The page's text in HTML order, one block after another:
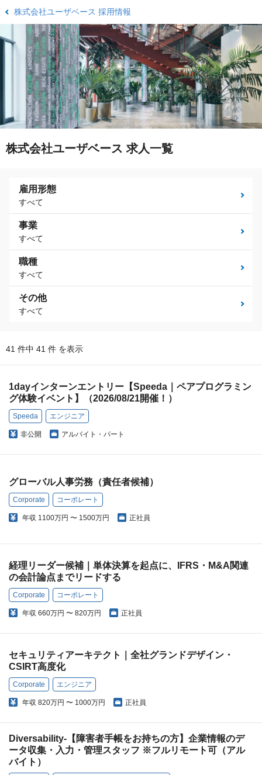
株式会社ユーザベース 採用情報
株式会社ユーザベース 求人一覧
雇用形態
すべて
事業
すべて
職種
すべて
その他
すべて
41 件中 41 件 を表示
1dayインターンエントリー【Speeda｜ペアプログラミン
グ体験イベント】（2026/08/21開催！）
Speeda エンジニア
非公開 アルバイト・パート
グローバル人事労務（責任者候補）
Corporate コーポレート
年収 1100万円 〜 1500万円 正社員
経理リーダー候補｜単体決算を起点に、IFRS・M&A関連
の会計論点までリードする
Corporate コーポレート
年収 660万円 〜 820万円 正社員
セキュリティアーキテクト｜全社グランドデザイン・
CSIRT高度化
Corporate エンジニア
年収 820万円 〜 1000万円 正社員
Diversability-【障害者手帳をお持ちの方】企業情報のデ
ータ収集・入力・管理スタッフ ※フルリモート可（アル
バイト）